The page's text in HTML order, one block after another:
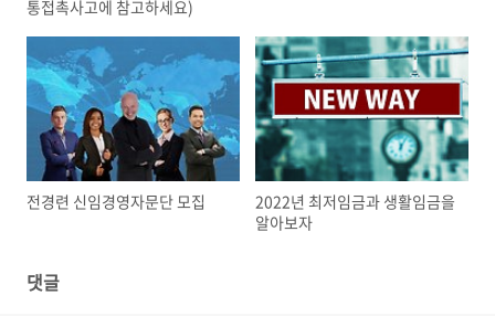
통접촉사고에 참고하세요)
전경련 신임경영자문단 모집
2022년 최저임금과 생활임금을
알아보자
댓글